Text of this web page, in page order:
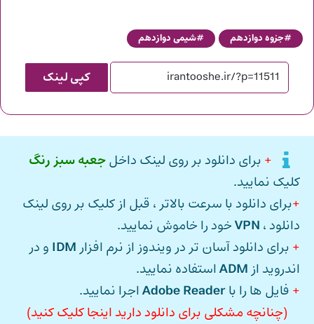
جزوه دوازدهم شیمی دوازدهم
کپی لینک
+ برای دانلود بر روی لینک داخلجعبه سبز رنگ
کلیک نمایید.
+برای دانلود با سرعت بالاتر ، قبل از کلیک بر روی لینک
دانلود ، VPNخود را خاموش نمایید.
+ برای دانلود آسان تر در ویندوز از نرم افزار IDM و در
اندروید از ADMاستفاده نمایید.
+ فایل ها را باAdobe Readerاجرا نمایید.
(چنانچه مشکلی برای دانلود دارید اینجا کلیک کنید)